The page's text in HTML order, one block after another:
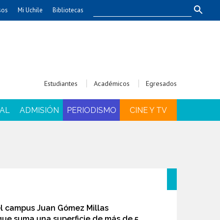
Economía y Negocios
Gobierno
Mi Uchile Bibliotecas
Estudiantes Académicos Egresados
ADMISIÓN PERIODISMO CINE Y TV
Juan Gómez Millas